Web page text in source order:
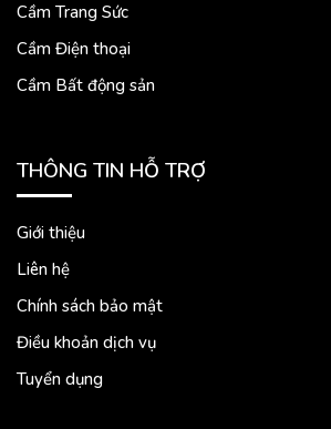
Cầm Trang Sức
Cầm Điện thoại
Cầm Bất động sản
THÔNG TIN HỖ TRỢ
Giới thiệu
Liên hệ
Chính sách bảo mật
Điều khoản dịch vụ
Tuyển dụng